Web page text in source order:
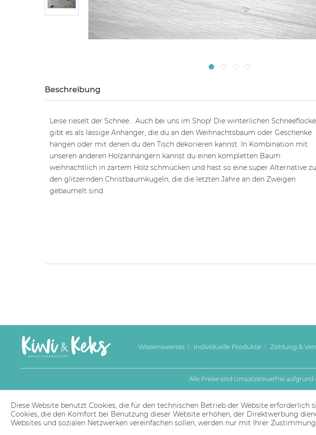
Beschreibung
Leise rieselt der Schnee… Auch bei uns im Shop! Die winterlichen
gibt es als lässige Anhänger, die du an den Weihnachtsbaum oder Geschenke
hängen oder mit denen du den Tisch dekorieren kannst. In Kombination mit
unseren anderen Holzanhängern kannst du einen kompletten Baum
weihnachtlich in zartem Holz schmücken und hast so eine super Alternative zu
den glitzernden Christbaumkugeln, die die letzten Jahre an den Zweigen
gebaumelt sind.
Wissenswertes Individuelle Produkte Zahlung &
Alle Preise sind Umsatzsteuerfrei aufgrund
Diese Website benutzt Cookies, die für den technischen Betrieb der Website erforderlich
Cookies, die den Komfort bei Benutzung dieser Website erhöhen, der Direktwerbung
Websites und sozialen Netzwerken vereinfachen sollen, werden nur mit Ihrer